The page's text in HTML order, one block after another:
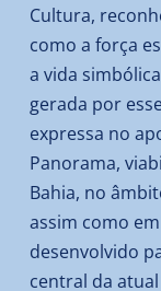
Cultura,
como a força
a vida
gerada por
expressa no
Panorama,
Bahia, no
assim como
desenvolvido
central da